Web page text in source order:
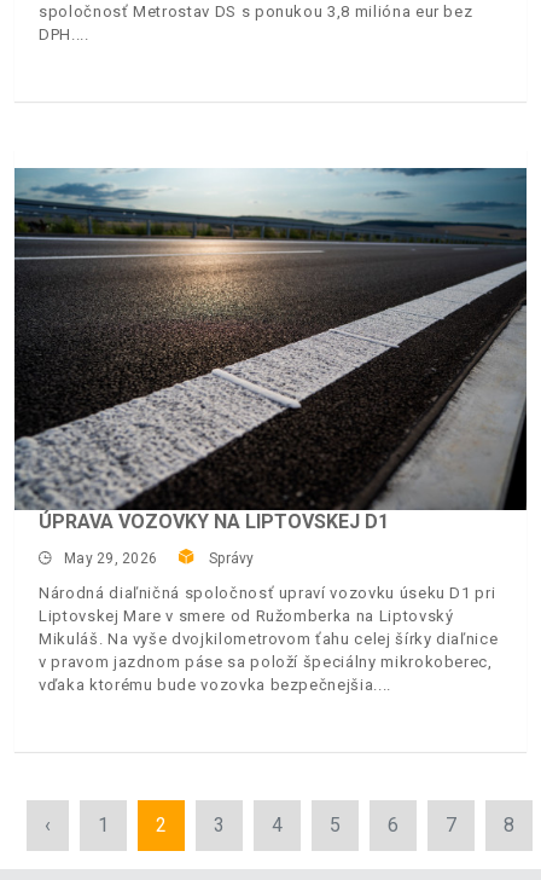
spoločnosť Metrostav DS s ponukou 3,8 milióna eur bez
DPH.
ÚPRAVA VOZOVKY NA LIPTOVSKEJ D1
May 29, 2026 Správy
Národná diaľničná spoločnosť upraví vozovku úseku D1 pri
Liptovskej Mare v smere od Ružomberka na Liptovský
Mikuláš. Na vyše dvojkilometrovom ťahu celej šírky diaľnice
v pravom jazdnom páse sa položí špeciálny mikrokoberec,
vďaka ktorému bude vozovka bezpečnejšia.
‹ 1 2 3 4 5 6 7 8